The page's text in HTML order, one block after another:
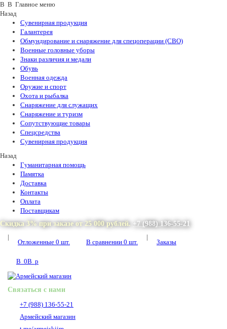
В В Главное меню
Назад
Сувенирная продукция
Галантерея
Обмундирование и снаряжение для спецоперации (СВО)
Военные головные уборы
Знаки различия и медали
Обувь
Военная одежда
Оружие и спорт
Охота и рыбалка
Снаряжение для служащих
Снаряжение и туризм
Сопутствующие товары
Спецсредства
Сувенирная продукция
Назад
Гуманитарная помощь
Памятка
Доставка
Контакты
Оплата
Поставщикам
Скидка 3% при заказе от 25 000 рублей. +7 (988) 136-55-21
|
Отложенные 0 шт. В сравнении 0 шт.
|
Заказы
В 0В p
Связаться с нами
+7 (988) 136-55-21
Армейский магазин